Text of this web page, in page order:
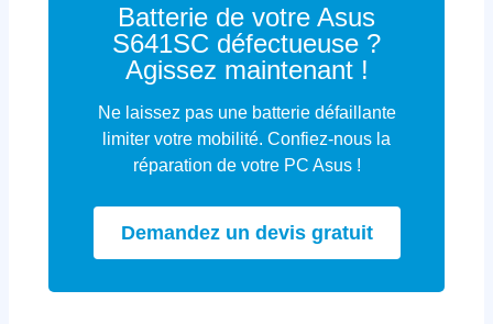
Batterie de votre Asus
S641SC défectueuse ?
Agissez maintenant !
Ne laissez pas une batterie défaillante
limiter votre mobilité. Confiez-nous la
réparation de votre PC Asus !
Demandez un devis gratuit